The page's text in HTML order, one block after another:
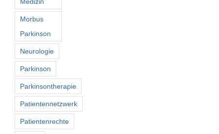
Morbus
Parkinson
Neurologie
Parkinson
Parkinsontherapie
Patientennetzwerk
Patientenrechte